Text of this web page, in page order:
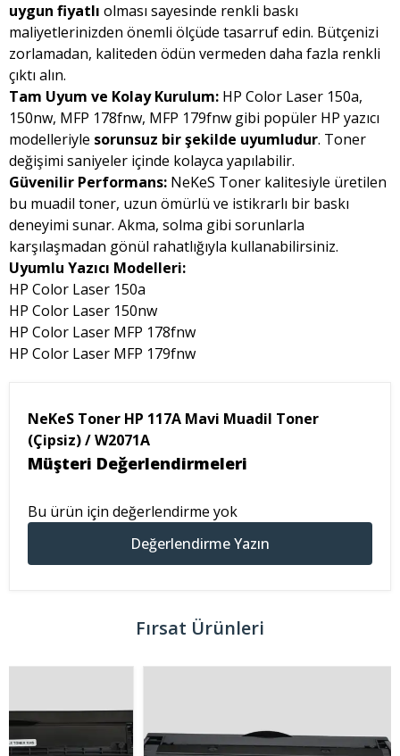
uygun fiyatlı olması sayesinde renkli baskı
maliyetlerinizden önemli ölçüde tasarruf edin. Bütçenizi
zorlamadan, kaliteden ödün vermeden daha fazla renkli
çıktı alın.
Tam Uyum ve Kolay Kurulum: HP Color Laser 150a,
150nw, MFP 178fnw, MFP 179fnw gibi popüler HP yazıcı
modelleriyle sorunsuz bir şekilde uyumludur. Toner
değişimi saniyeler içinde kolayca yapılabilir.
Güvenilir Performans: NeKeS Toner kalitesiyle üretilen
bu muadil toner, uzun ömürlü ve istikrarlı bir baskı
deneyimi sunar. Akma, solma gibi sorunlarla
karşılaşmadan gönül rahatlığıyla kullanabilirsiniz.
Uyumlu Yazıcı Modelleri:
HP Color Laser 150a
HP Color Laser 150nw
HP Color Laser MFP 178fnw
HP Color Laser MFP 179fnw
NeKeS Toner HP 117A Mavi Muadil Toner
(Çipsiz) / W2071A
Müşteri Değerlendirmeleri
Bu ürün için değerlendirme yok
Değerlendirme Yazın
Fırsat Ürünleri